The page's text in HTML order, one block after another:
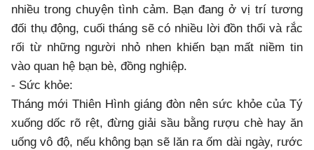
nhiều trong chuyện tình cảm. Bạn đang ở vị trí tương
đối thụ động, cuối tháng sẽ có nhiều lời đồn thổi và rắc
rối từ những người nhỏ nhen khiến bạn mất niềm tin
vào quan hệ bạn bè, đồng nghiệp.
- Sức khỏe:
Tháng mới Thiên Hình giáng đòn nên sức khỏe của Tý
xuống dốc rõ rệt, đừng giải sầu bằng rượu chè hay ăn
uống vô độ, nếu không bạn sẽ lăn ra ốm dài ngày, rước